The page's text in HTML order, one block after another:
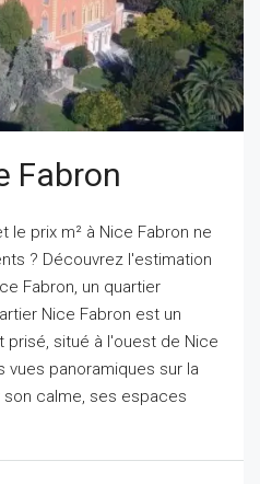
Fabron
le prix m² à Nice Fabron ne
? Découvrez l'estimation
Fabron, un quartier
Nice Fabron est un
situé à l'ouest de Nice
panoramiques sur la
son calme, ses espaces